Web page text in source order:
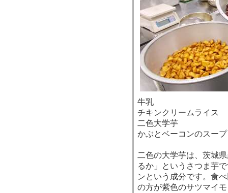
牛乳
チキンクリームライス
二色大学芋
かぶとベーコンのスープ
二色の大学芋は、茨城
るか」というさつま芋
ンという成分です。食
の方が紫色のサツマイ